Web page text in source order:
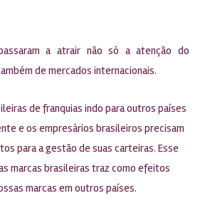
a atrair não só a atenção do
de mercados internacionais.
de franquias indo para outros países
e os empresários brasileiros precisam
para a gestão de suas carteiras. Esse
marcas brasileiras traz como efeitos
marcas em outros países.